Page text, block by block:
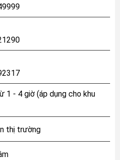
1 - 4 giờ (áp dụng cho khu
thị trường